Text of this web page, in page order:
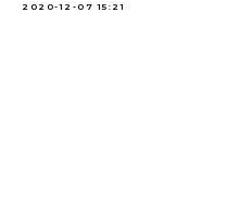
2020-12-07 15:21